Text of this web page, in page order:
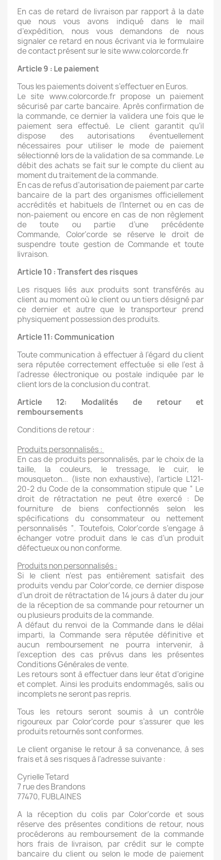
En cas de retard de livraison par rapport à la date
que nous vous avons indiqué dans le mail
d’expédition, nous vous demandons de nous
signaler ce retard en nous écrivant via le formulaire
de contact présent sur le site www.colorcorde.fr
Article 9 : Le paiement
Tous les paiements doivent s’effectuer en Euros.
Le site www.colorcorde.fr propose un paiement
sécurisé par carte bancaire. Après confirmation de
la commande, ce dernier la validera une fois que le
paiement sera effectué. Le client garantit qu’il
dispose des autorisations éventuellement
nécessaires pour utiliser le mode de paiement
sélectionné lors de la validation de sa commande. Le
débit des achats se fait sur le compte du client au
moment du traitement de la commande.
En cas de refus d’autorisation de paiement par carte
bancaire de la part des organismes officiellement
accrédités et habituels de l’Internet ou en cas de
non-paiement ou encore en cas de non règlement
de toute ou partie d’une précédente
Commande, Color'corde se réserve le droit de
suspendre toute gestion de Commande et toute
livraison.
Article 10 : Transfert des risques
Les risques liés aux produits sont transférés au
client au moment où le client ou un tiers désigné par
ce dernier et autre que le transporteur prend
physiquement possession des produits.
Article 11: Communication
Toute communication à effectuer à l’égard du client
sera réputée correctement effectuée si elle l’est à
l’adresse électronique ou postale indiquée par le
client lors de la conclusion du contrat.
Article 12: Modalités de retour et
remboursements
Conditions de retour :
Produits personnalisés :
En cas de produits personnalisés, par le choix de la
taille, la couleurs, le tressage, le cuir, le
mousqueton... (liste non exhaustive), l’article L121-
20-2 du Code de la consommation stipule que “ Le
droit de rétractation ne peut être exercé : De
fourniture de biens confectionnés selon les
spécifications du consommateur ou nettement
personnalisés “. Toutefois, Color'corde s’engage à
échanger votre produit dans le cas d’un produit
défectueux ou non conforme.
Produits non personnalisés :
Si le client n’est pas entièrement satisfait des
produits vendu par Color'corde, ce dernier dispose
d’un droit de rétractation de 14 jours à dater du jour
de la réception de sa commande pour retourner un
ou plusieurs produits de la commande.
A défaut du renvoi de la Commande dans le délai
imparti, la Commande sera réputée définitive et
aucun remboursement ne pourra intervenir, à
l’exception des cas prévus dans les présentes
Conditions Générales de vente.
Les retours sont à effectuer dans leur état d’origine
et complet. Ainsi les produits endommagés, salis ou
incomplets ne seront pas repris.
Tous les retours seront soumis à un contrôle
rigoureux par Color'corde pour s’assurer que les
produits retournés sont conformes.
Le client organise le retour à sa convenance, à ses
frais et à ses risques à l’adresse suivante :
Cyrielle Tetard
7 rue des Brandons
77470, FUBLAINES
A la réception du colis par Color'corde et sous
réserve des présentes conditions de retour, nous
procéderons au remboursement de la commande
hors frais de livraison, par crédit sur le compte
bancaire du client ou selon le mode de paiement